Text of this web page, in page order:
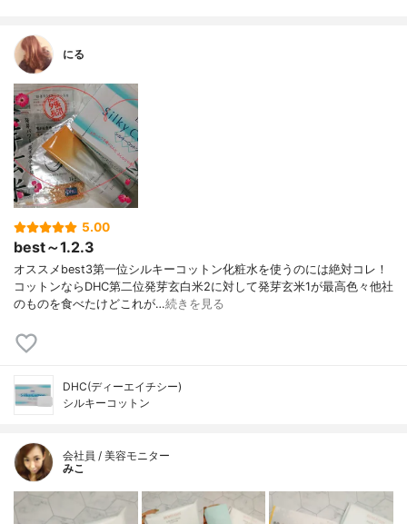
にる
5.00
best～1.2.3
オススメbest3第一位シルキーコットン化粧水を使うのには絶対コレ！
コットンならDHC第二位発芽玄白米2に対して発芽玄米1が最高色々他社
のものを食べたけどこれが…続きを見る
DHC(ディーエイチシー)
シルキーコットン
会社員 / 美容モニター
みこ